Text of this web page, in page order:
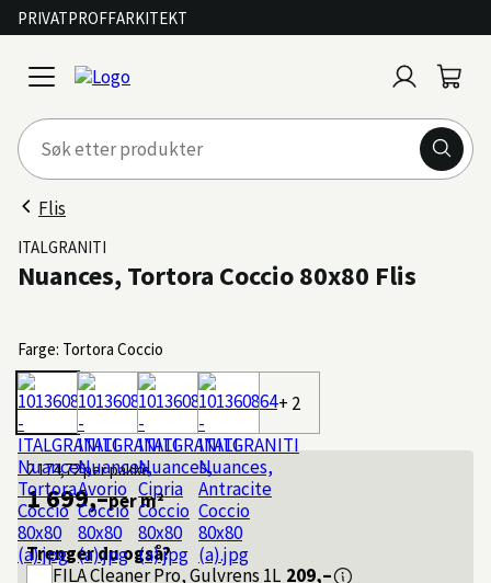
PRIVATPROFFARKITEKT
open
menu
inn
Flis
ITALGRANITI
Nuances, Tortora Coccio 80x80 Flis
Farge: Tortora Coccio
+ 2
2 174,72per pakke
1 699,–per m²
Trenger du også?
FILACleaner Pro, Gulvrens 1L 209,–